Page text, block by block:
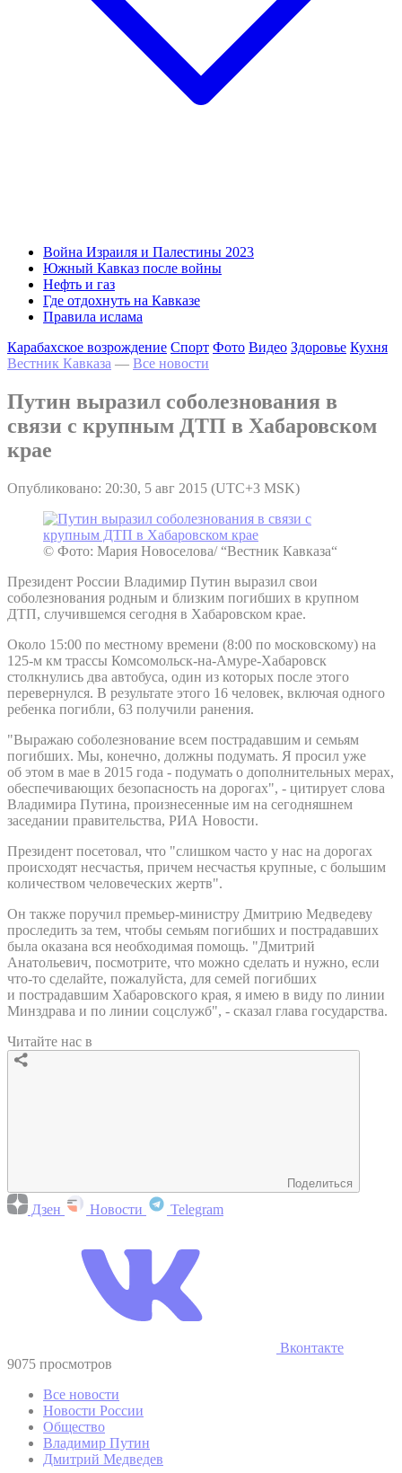
Война Израиля и Палестины 2023
Южный Кавказ после войны
Нефть и газ
Где отдохнуть на Кавказе
Правила ислама
Карабахское возрождение Спорт Фото Видео Здоровье Кухня
Вестник Кавказа — Все новости
Путин выразил соболезнования в
связи с крупным ДТП в Хабаровском
крае
Опубликовано: 20:30, 5 авг 2015 (UTC+3 MSK)
© Фото: Мария Новоселова/ “Вестник Кавказа“
Президент России Владимир Путин выразил свои
соболезнования родным и близким погибших в крупном
ДТП, случившемся сегодня в Хабаровском крае.
Около 15:00 по местному времени (8:00 по московскому) на
125-м км трассы Комсомольск-на-Амуре-Хабаровск
столкнулись два автобуса, один из которых после этого
перевернулся. В результате этого 16 человек, включая одного
ребенка погибли, 63 получили ранения.
"Выражаю соболезнование всем пострадавшим и семьям
погибших. Мы, конечно, должны подумать. Я просил уже
об этом в мае в 2015 года - подумать о дополнительных мерах,
обеспечивающих безопасность на дорогах", - цитирует слова
Владимира Путина, произнесенные им на сегодняшнем
заседании правительства, РИА Новости.
Президент посетовал, что "слишком часто у нас на дорогах
происходят несчастья, причем несчастья крупные, с большим
количеством человеческих жертв".
Он также поручил премьер-министру Дмитрию Медведеву
проследить за тем, чтобы семьям погибших и пострадавших
была оказана вся необходимая помощь. "Дмитрий
Анатольевич, посмотрите, что можно сделать и нужно, если
что-то сделайте, пожалуйста, для семей погибших
и пострадавшим Хабаровского края, я имею в виду по линии
Минздрава и по линии соцслужб", - сказал глава государства.
Читайте нас в
Поделиться
Дзен Новости Telegram
Вконтакте
9075 просмотров
Все новости
Новости России
Общество
Владимир Путин
Дмитрий Медведев